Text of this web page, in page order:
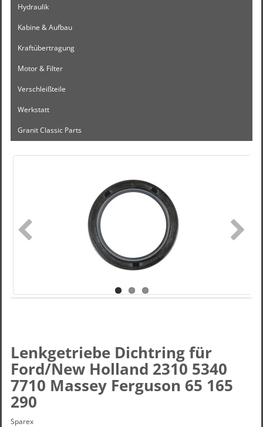
Hydraulik
Kabine & Aufbau
Kraftübertragung
Motor & Filter
Verschleißteile
Werkstatt
Granit Classic Parts
Lenkgetriebe Dichtring für
Ford/New Holland 2310 5340
7710 Massey Ferguson 65 165
290
Sparex